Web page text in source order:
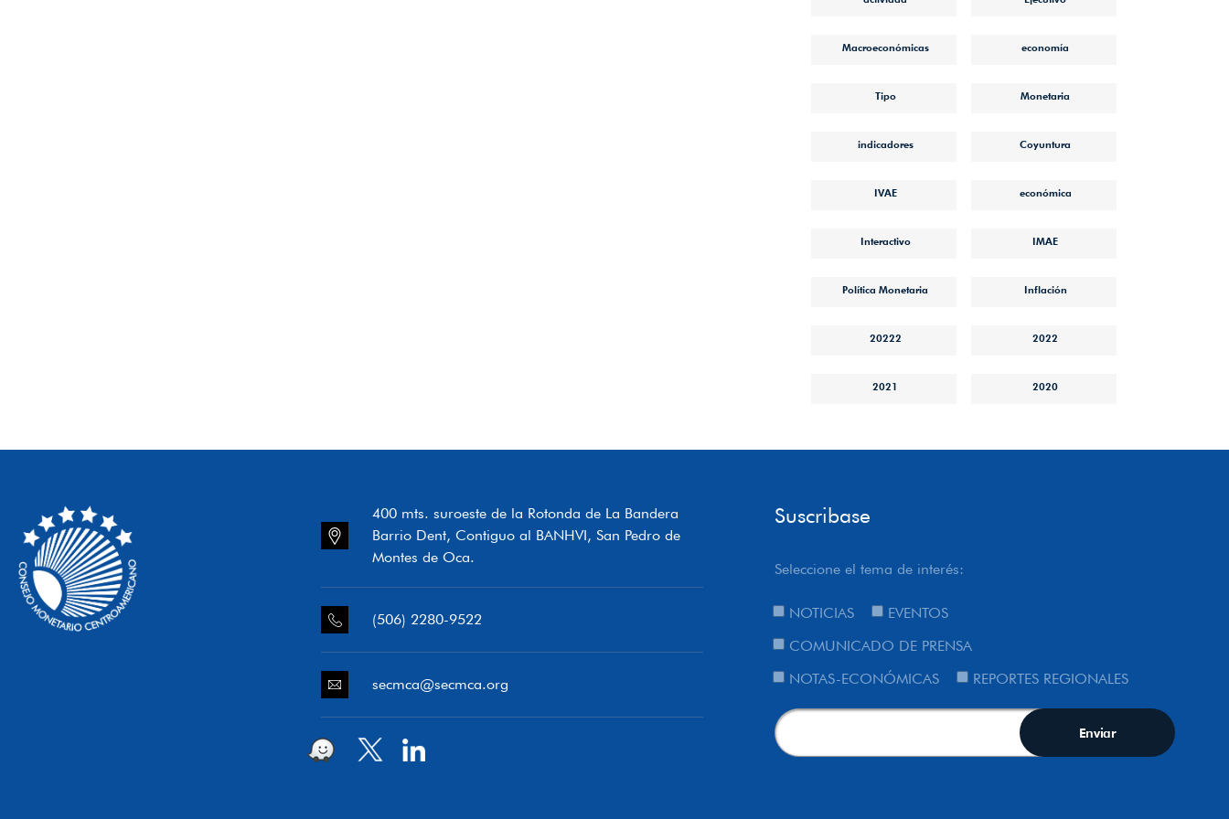
Macroeconómicas economía
Tipo Monetaria
indicadores Coyuntura
IVAE económica
Interactivo IMAE
Política Monetaria Inflación
20222 2022
2021 2020
400 mts. suroeste de la Rotonda de La Bandera
Barrio Dent, Contiguo al BANHVI, San Pedro de
Montes de Oca.
(506) 2280-9522
secmca@secmca.org
Suscribase
Seleccione el tema de interés:
NOTICIAS
EVENTOS
COMUNICADO DE PRENSA
NOTAS-ECONÓMICAS
REPORTES REGIONALES